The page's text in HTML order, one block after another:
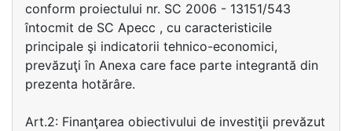
conform proiectului nr. SC 2006 - 13151/543
întocmit de SC Apecc , cu caracteristicile
principale şi indicatorii tehnico-economici,
prevăzuţi în Anexa care face parte integrantă din
prezenta hotărâre.
Art.2: Finanţarea obiectivului de investiţii prevăzut